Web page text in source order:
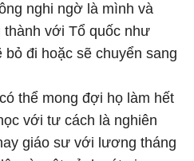
nghi ngờ là mình và
với Tổ quốc như
đi hoặc sẽ chuyển sang
thể mong đợi họ làm hết
với tư cách là nghiên
giáo sư với lương tháng